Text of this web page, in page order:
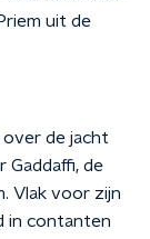
uit de
de jacht
Gaddaffi, de
Vlak voor zijn
in contanten